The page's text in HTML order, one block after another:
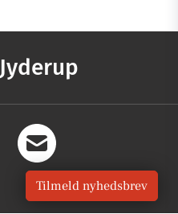
Jyderup
Tilmeld nyhedsbrev